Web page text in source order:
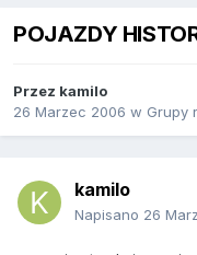
POJAZDY
Przez kamilo
26 Marzec 2006 w Grupy
kamilo
Napisano 26